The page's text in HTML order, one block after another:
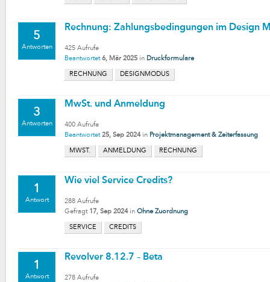
5
Antworten
Rechnung: Zahlungsbedingungen im Design
425 Aufrufe
Beantwortet 6, Mär 2025 in Druckformulare
RECHNUNG DESIGNMODUS
3
Antworten
MwSt. und Anmeldung
400 Aufrufe
Beantwortet 25, Sep 2024 in Projektmanagement & Zeiterfassung
MWST. ANMELDUNG RECHNUNG
1
Antwort
Wie viel Service Credits?
288 Aufrufe
Gefragt 17, Sep 2024 in Ohne Zuordnung
SERVICE CREDITS
1
Antwort
Revolver 8.12.7 – Beta
278 Aufrufe